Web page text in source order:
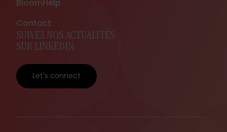
SUIVEZ NOS ACTUALITÉS
SUR LINKEDIN
Let's connect
BloomHelp
Contact